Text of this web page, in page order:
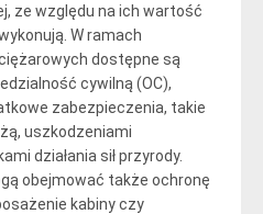
ze względu na ich wartość
W ramach
dostępne są
cywilną (OC),
zabezpieczenia, takie
uszkodzeniami
działania sił przyrody.
obejmować także ochronę
kabiny czy